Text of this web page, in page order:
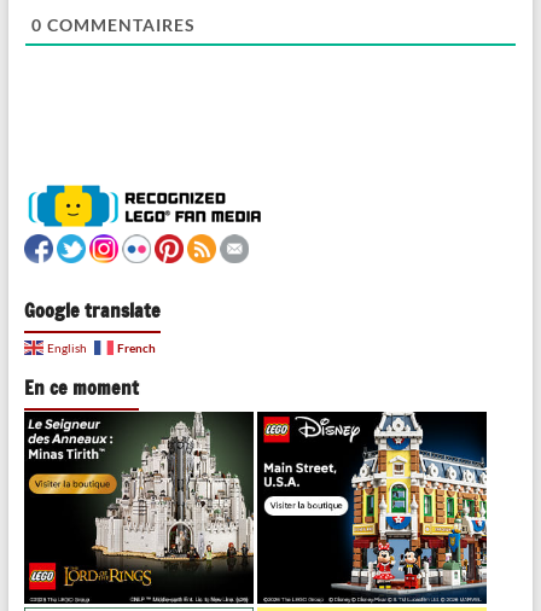
0 COMMENTAIRES
Google translate
English French
En ce moment